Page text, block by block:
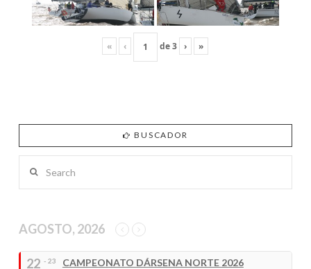
« ‹ de3 › »
BUSCADOR
AGOSTO, 2026
22 - 23
CAMPEONATO DÁRSENA NORTE 2026